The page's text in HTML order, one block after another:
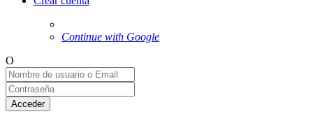
Continue with Google
O
Acceder